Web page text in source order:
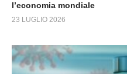
l’economia mondiale
23 LUGLIO 2026